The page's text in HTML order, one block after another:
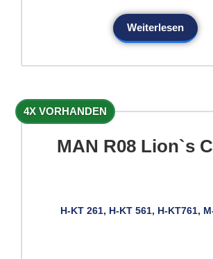
Weiterlesen
4X VORHANDEN
MAN R08 Lion`s
H-KT 261, H-KT 561, H-KT761,